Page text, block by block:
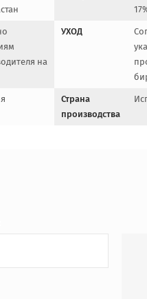
на
УХОД
Страна
производства